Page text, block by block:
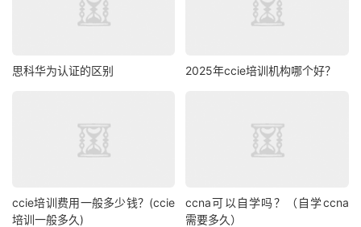
思科华为认证的区别 2025年ccie培训机构哪个好？
ccie培训费用一般多少钱？(ccie
培训一般多久)
ccna可以自学吗？（自学ccna
需要多久）